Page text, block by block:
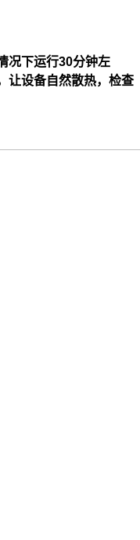
况下运行30分钟左
让设备自然散热，检查